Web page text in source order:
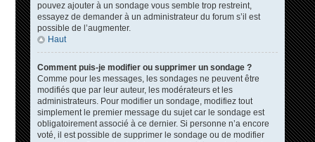
pouvez ajouter à un sondage vous semble trop restreint,
essayez de demander à un administrateur du forum s’il est
possible de l’augmenter.
Haut
Comment puis-je modifier ou supprimer un sondage ?
Comme pour les messages, les sondages ne peuvent être
modifiés que par leur auteur, les modérateurs et les
administrateurs. Pour modifier un sondage, modifiez tout
simplement le premier message du sujet car le sondage est
obligatoirement associé à ce dernier. Si personne n’a encore
voté, il est possible de supprimer le sondage ou de modifier